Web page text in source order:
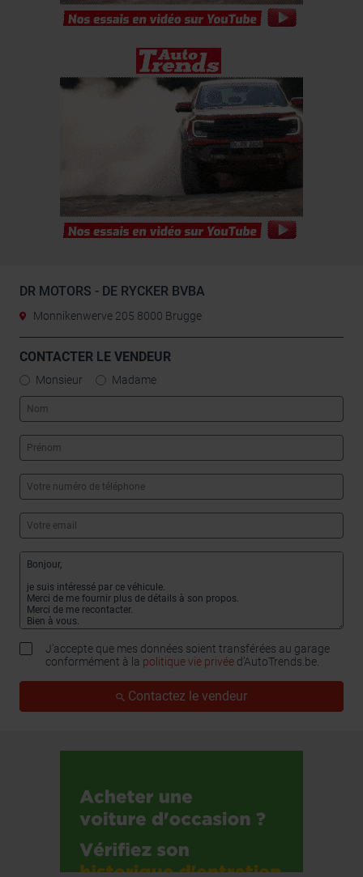
DR MOTORS - DE RYCKER BVBA
Monnikenwerve 205 8000 Brugge
CONTACTER LE VENDEUR
Monsieur Madame
J'accepte que mes données soient transférées au garage
conformément à la politique vie privée d’AutoTrends.be.
Contactez le vendeur